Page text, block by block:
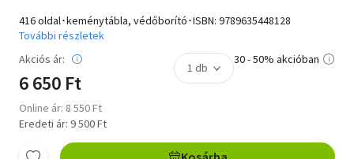
416 oldal･keménytábla, védőborító･ISBN: 9789635448128
További részletek
Akciós ár:
6 650 Ft
Online ár: 8 550 Ft
Eredeti ár: 9 500 Ft
30 - 50% akcióban